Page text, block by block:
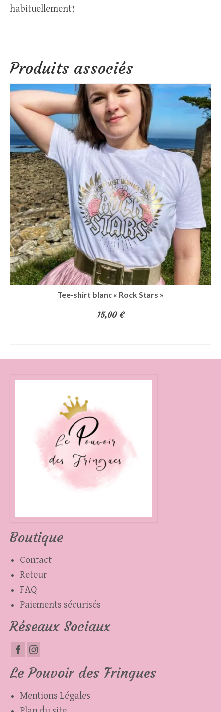
habituellement)
Produits associés
Tee-shirt blanc « Rock Stars »
15,00 €
Boutique
Contact
Retour
FAQ
Paiements sécurisés
Réseaux Sociaux
Le Pouvoir des Fringues
Mentions Légales